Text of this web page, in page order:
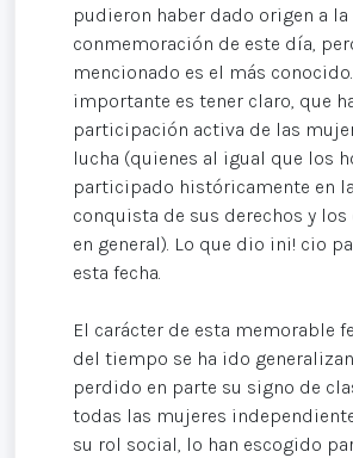
pudieron haber dado origen a la
conmemoración de este día,
mencionado es el más
importante es tener claro, que
participación activa de las
lucha (quienes al igual que los
participado históricamente en
conquista de sus derechos y
en general). Lo que dio ini! cio
esta fecha.
El carácter de esta memorable
del tiempo se ha ido
perdido en parte su signo de
todas las mujeres
su rol social, lo han escogido